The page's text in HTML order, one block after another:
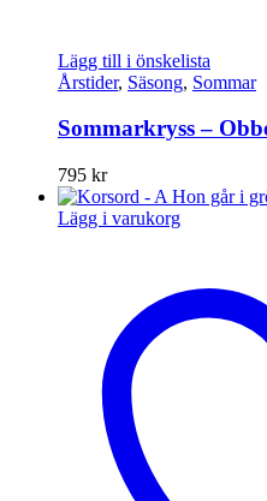
Lägg till i önskelista
Årstider, Säsong, Sommar
Sommarkryss –
795 kr
Lägg i varukorg